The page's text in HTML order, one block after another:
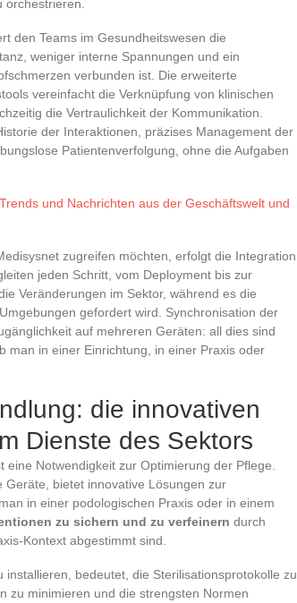
den Teams im Gesundheitswesen die
weniger interne Spannungen und ein
verbunden ist. Die erweiterte
vereinfacht die Verknüpfung von klinischen
die Vertraulichkeit der Kommunikation.
der Interaktionen, präzises Management der
Patientenverfolgung, ohne die Aufgaben
und Nachrichten aus der Geschäftswelt und
zugreifen möchten, erfolgt die Integration
jeden Schritt, vom Deployment bis zur
Veränderungen im Sektor, während es die
gefordert wird. Synchronisation der
auf mehreren Geräten: all dies sind
man in einer Einrichtung, in einer Praxis oder
die innovativen
Dienste des Sektors
eine Notwendigkeit zur Optimierung der Pflege.
bietet innovative Lösungen zur
in einer podologischen Praxis oder in einem
zu sichern und zu verfeinern durch
Kontext abgestimmt sind.
bedeutet, die Sterilisationsprotokolle zu
zu minimieren und die strengsten Normen